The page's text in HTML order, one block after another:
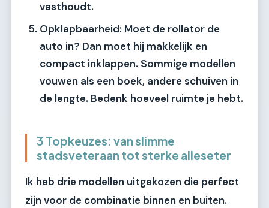
vasthoudt.
Opklapbaarheid: Moet de rollator de
auto in? Dan moet hij makkelijk en
compact inklappen. Sommige modellen
vouwen als een boek, andere schuiven in
de lengte. Bedenk hoeveel ruimte je hebt.
3 Topkeuzes: van slimme
stadsveteraan tot sterke alleseter
Ik heb drie modellen uitgekozen die perfect
zijn voor de combinatie binnen en buiten.